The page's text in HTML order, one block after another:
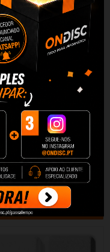
Secador Inteligente Pets
Catlink Standart
273,68 €
+ Adicionar